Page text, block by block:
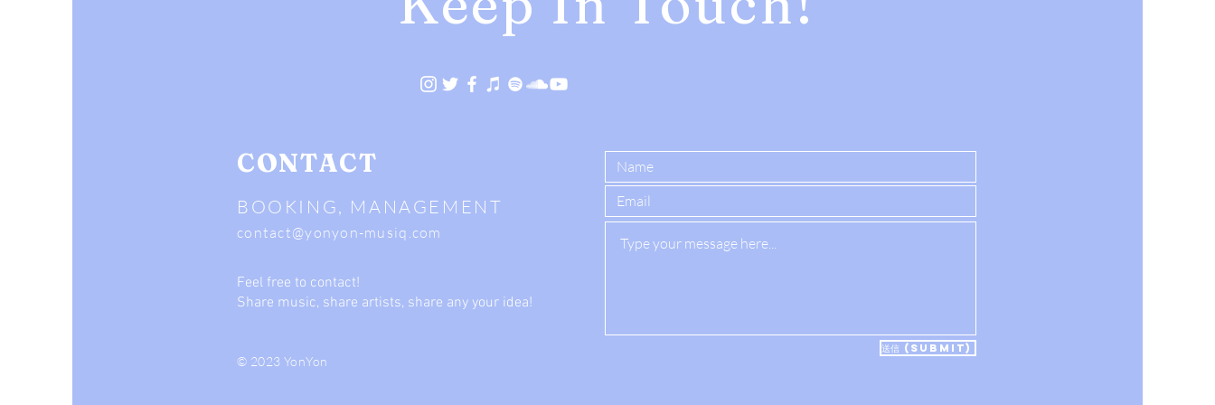
CONTACT
BOOKING, MANAGEMENT
contact@yonyon-musiq.com
Feel free to contact!
Share music, share artists, share any your idea!
© 2023 YonYon
送信 (Submit)